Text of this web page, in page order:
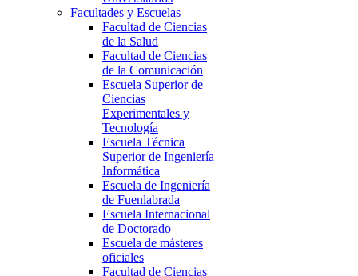
Facultades y Escuelas
Facultad de Ciencias
de la Salud
Facultad de Ciencias
de la Comunicación
Escuela Superior de
Ciencias
Experimentales y
Tecnología
Escuela Técnica
Superior de Ingeniería
Informática
Escuela de Ingeniería
de Fuenlabrada
Escuela Internacional
de Doctorado
Escuela de másteres
oficiales
Facultad de Ciencias